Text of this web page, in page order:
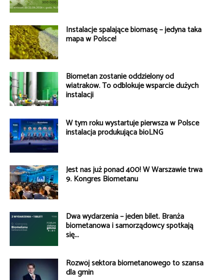
Instalacje spalające biomasę – jedyna taka
mapa w Polsce!
Biometan zostanie oddzielony od
wiatraków. To odblokuje wsparcie dużych
instalacji
W tym roku wystartuje pierwsza w Polsce
instalacja produkująca bioLNG
Jest nas już ponad 400! W Warszawie trwa
9. Kongres Biometanu
Dwa wydarzenia – jeden bilet. Branża
biometanowa i samorządowcy spotkają
się...
Rozwój sektora biometanowego to szansa
dla gmin